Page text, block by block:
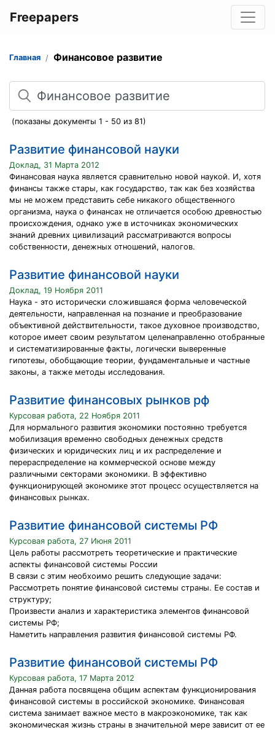
Freepapers
Главная Финансовое развитие
Поиск
(показаны документы 1 - 50 из 81)
Развитие финансовой науки
Доклад, 31 Марта 2012
Финансовая наука является сравнительно новой наукой. И, хотя
финансы также стары, как государство, так как без хозяйства
мы не можем представить себе никакого общественного
организма, наука о финансах не отличается особою древностью
происхождения, однако уже в источниках экономических
знаний древних цивилизаций рассматриваются вопросы
собственности, денежных отношений, налогов.
Развитие финансовой науки
Доклад, 19 Ноября 2011
Наука - это исторически сложившаяся форма человеческой
деятельности, направленная на познание и преобразование
объективной действительности, такое духовное производство,
которое имеет своим результатом целенаправленно отобранные
и систематизированные факты, логически выверенные
гипотезы, обобщающие теории, фундаментальные и частные
законы, а также методы исследования.
Развитие финансовых рынков рф
Курсовая работа, 22 Ноября 2011
Для нормального развития экономики постоянно требуется
мобилизация временно свободных денежных средств
физических и юридических лиц и их распределение и
перераспределение на коммерческой основе между
различными секторами экономики. В эффективно
функционирующей экономике этот процесс осуществляется на
финансовых рынках.
Развитие финансовой системы РФ
Курсовая работа, 27 Июня 2011
Цель работы рассмотреть теоретические и практические
аспекты финансовой системы России
В связи с этим необхоимо решить следующие задачи:
Рассмотреть понятие финансовой системы страны. Ее состав и
структуру;
Произвести анализ и характеристика элементов финансовой
системы РФ;
Наметить направления развития финансовой системы РФ.
Развитие финансовой системы РФ
Курсовая работа, 17 Марта 2012
Данная работа посвящена общим аспектам функционирования
финансовой системы в российской экономике. Финансовая
система занимает важное место в макроэкономике, так как
экономическая жизнь страны в значительной мере зависит от ее